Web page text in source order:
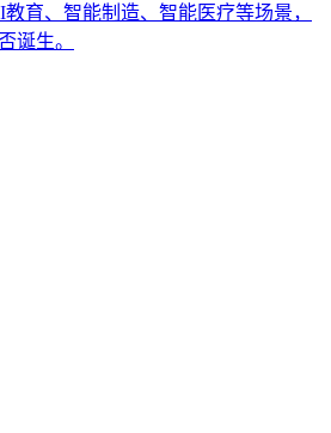
育、智能制造、智能医疗等场景，
诞生。